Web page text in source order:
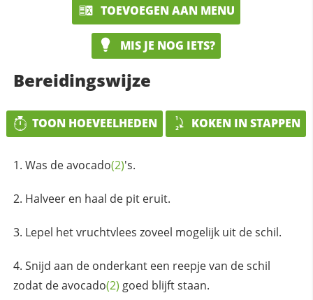
TOEVOEGEN AAN MENU
MIS JE NOG IETS?
Bereidingswijze
TOON HOEVEELHEDEN KOKEN IN STAPPEN
Was deavocado(2)'s.
Halveer en haal de pit eruit.
Lepel het vruchtvlees zoveel mogelijk uit de schil.
Snijd aan de onderkant een reepje van de schil
zodat deavocado(2) goed blijft staan.